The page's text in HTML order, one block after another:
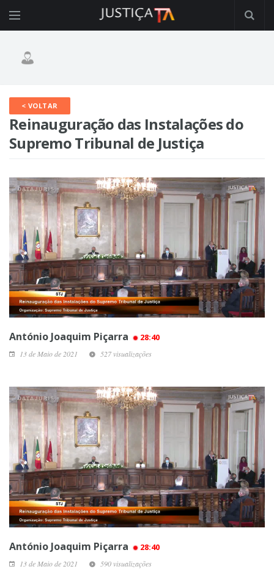
< VOLTAR
Reinauguração das Instalações do
Supremo Tribunal de Justiça
António Joaquim Piçarra 28:40
13 de Maio de 2021 527 visualizações
António Joaquim Piçarra 28:40
13 de Maio de 2021 590 visualizações